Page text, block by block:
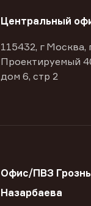
Центральный
115432, г Москва,
Проектируемый
дом 6, стр 2
Офис/ПВЗ
Назарбаева